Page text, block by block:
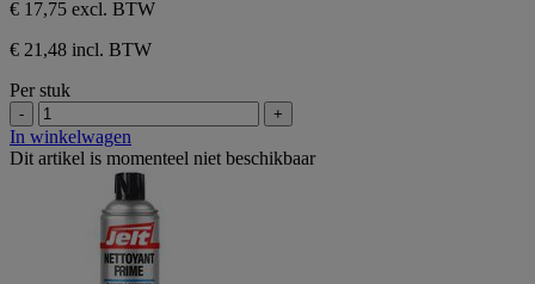
€ 17,75 excl. BTW
€ 21,48 incl. BTW
Per stuk
- +
In winkelwagen
Dit artikel is momenteel niet beschikbaar